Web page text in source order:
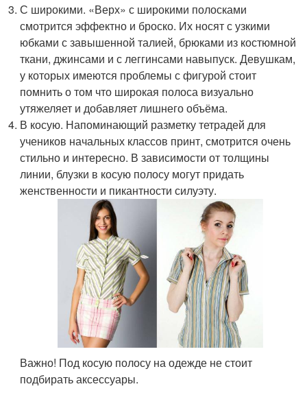
С широкими. «Верх» с широкими полосками
смотрится эффектно и броско. Их носят с узкими
юбками с завышенной талией, брюками из костюмной
ткани, джинсами и с леггинсами навыпуск. Девушкам,
у которых имеются проблемы с фигурой стоит
помнить о том что широкая полоса визуально
утяжеляет и добавляет лишнего объёма.
В косую. Напоминающий разметку тетрадей для
учеников начальных классов принт, смотрится очень
стильно и интересно. В зависимости от толщины
линии, блузки в косую полосу могут придать
женственности и пикантности силуэту.
Важно! Под косую полосу на одежде не стоит
подбирать аксессуары.